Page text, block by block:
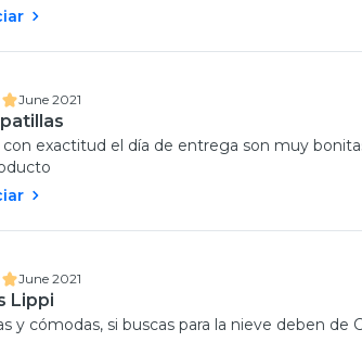
June 2021
con exactitud el día de entrega son muy
June 2021
Lippi
y cómodas, si buscas para la nieve deben de